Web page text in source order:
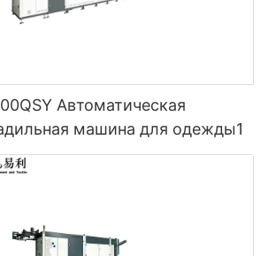
Автоматическая
машина для одежды1